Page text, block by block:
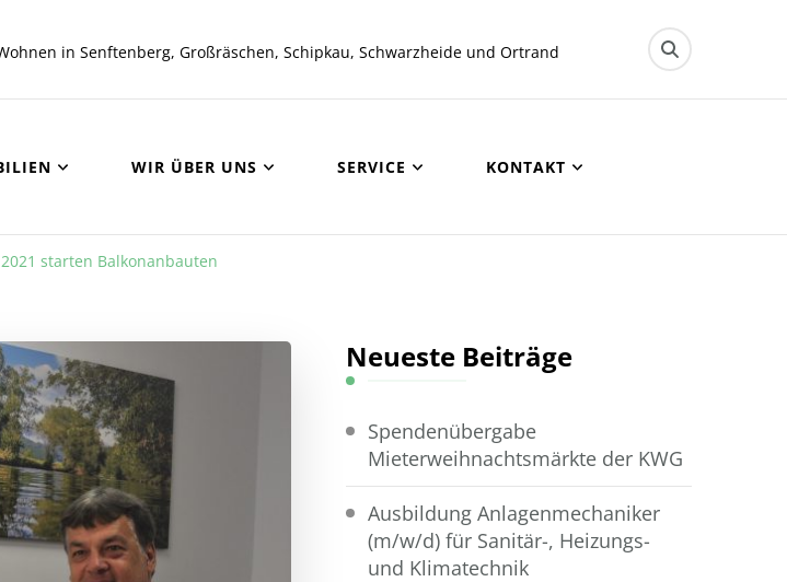
in Senftenberg, Großräschen, Schipkau, Schwarzheide und Ortrand
WIR ÜBER UNS SERVICE KONTAKT
starten Balkonanbauten
Neueste Beiträge
Spendenübergabe
Mieterweihnachtsmärkte der KWG
Ausbildung Anlagenmechaniker
(m/w/d) für Sanitär-, Heizungs-
und Klimatechnik